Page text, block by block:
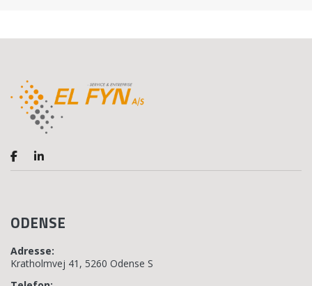
ODENSE
Adresse:
Kratholmvej 41, 5260 Odense S